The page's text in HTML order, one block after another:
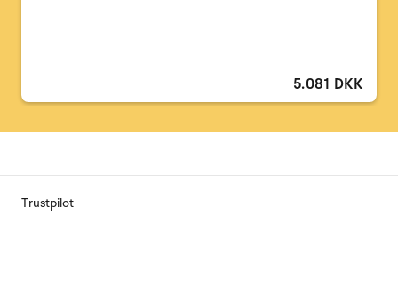
5.081 DKK
Trustpilot